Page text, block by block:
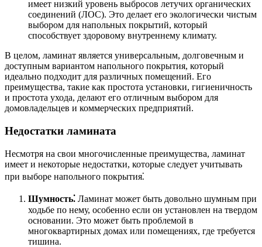
имеет низкий уровень выбросов летучих органических
соединений (ЛОС). Это делает его экологически чистым
выбором для напольных покрытий, который
способствует здоровому внутреннему климату.
В целом, ламинат является универсальным, долговечным и
доступным вариантом напольного покрытия, который
идеально подходит для различных помещений. Его
преимущества, такие как простота установки, гигиеничность
и простота ухода, делают его отличным выбором для
домовладельцев и коммерческих предприятий.
Недостатки ламината
Несмотря на свои многочисленные преимущества, ламинат
имеет и некоторые недостатки, которые следует учитывать
при выборе напольного покрытия⁚
Шумность⁚ Ламинат может быть довольно шумным при
ходьбе по нему, особенно если он установлен на твердом
основании. Это может быть проблемой в
многоквартирных домах или помещениях, где требуется
тишина.